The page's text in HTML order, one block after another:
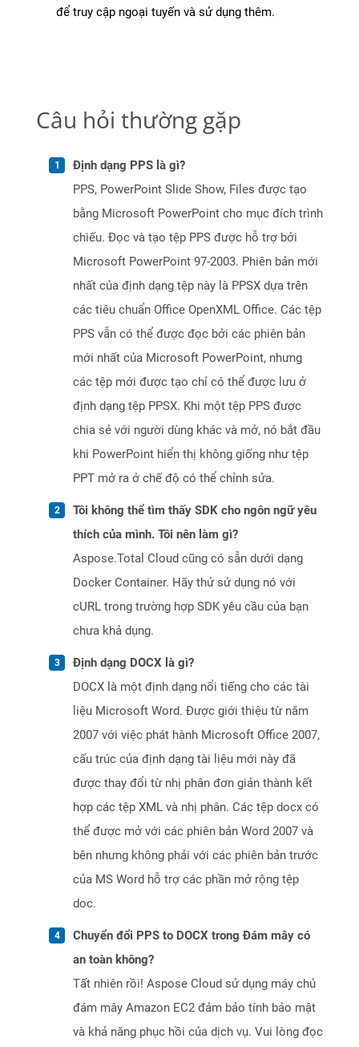
để truy cập ngoại tuyến và sử dụng thêm.
Câu hỏi thường gặp
Định dạng PPS là gì?
PPS, PowerPoint Slide Show, Files được tạo
bằng Microsoft PowerPoint cho mục đích trình
chiếu. Đọc và tạo tệp PPS được hỗ trợ bởi
Microsoft PowerPoint 97-2003. Phiên bản mới
nhất của định dạng tệp này là PPSX dựa trên
các tiêu chuẩn Office OpenXML Office. Các tệp
PPS vẫn có thể được đọc bởi các phiên bản
mới nhất của Microsoft PowerPoint, nhưng
các tệp mới được tạo chỉ có thể được lưu ở
định dạng tệp PPSX. Khi một tệp PPS được
chia sẻ với người dùng khác và mở, nó bắt đầu
khi PowerPoint hiển thị không giống như tệp
PPT mở ra ở chế độ có thể chỉnh sửa.
Tôi không thể tìm thấy SDK cho ngôn ngữ yêu
thích của mình. Tôi nên làm gì?
Aspose.Total Cloud cũng có sẵn dưới dạng
Docker Container. Hãy thử sử dụng nó với
cURL trong trường hợp SDK yêu cầu của bạn
chưa khả dụng.
Định dạng DOCX là gì?
DOCX là một định dạng nổi tiếng cho các tài
liệu Microsoft Word. Được giới thiệu từ năm
2007 với việc phát hành Microsoft Office 2007,
cấu trúc của định dạng tài liệu mới này đã
được thay đổi từ nhị phân đơn giản thành kết
hợp các tệp XML và nhị phân. Các tệp docx có
thể được mở với các phiên bản Word 2007 và
bên nhưng không phải với các phiên bản trước
của MS Word hỗ trợ các phần mở rộng tệp
doc.
Chuyển đổi PPS to DOCX trong Đám mây có
an toàn không?
Tất nhiên rồi! Aspose Cloud sử dụng máy chủ
đám mây Amazon EC2 đảm bảo tính bảo mật
và khả năng phục hồi của dịch vụ. Vui lòng đọc